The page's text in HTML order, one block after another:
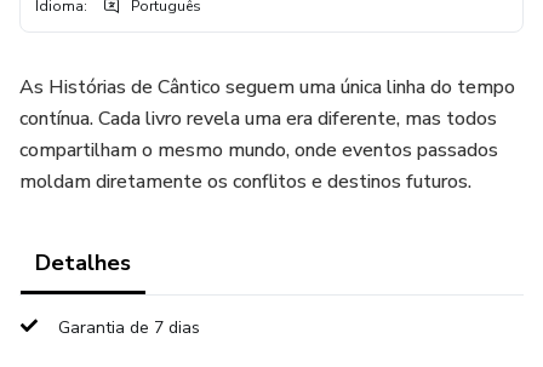
Idioma: Português
As Histórias de Cântico seguem uma única linha do tempo
contínua. Cada livro revela uma era diferente, mas todos
compartilham o mesmo mundo, onde eventos passados
moldam diretamente os conflitos e destinos futuros.
Detalhes
Garantia de 7 dias